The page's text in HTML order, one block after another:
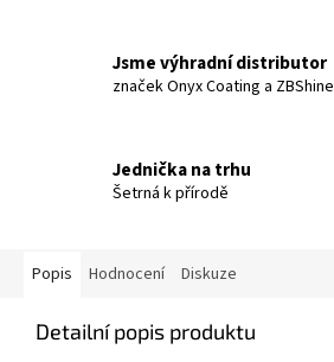
Jsme výhradní distributor
značek Onyx Coating a ZBShine
Jednička na trhu
Šetrná k přírodě
Popis Hodnocení Diskuze
Detailní popis produktu